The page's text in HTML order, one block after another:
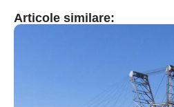
Articole similare:
Adaugă aici